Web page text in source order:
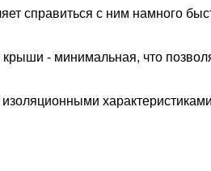
справиться с ним намного
- минимальная, что